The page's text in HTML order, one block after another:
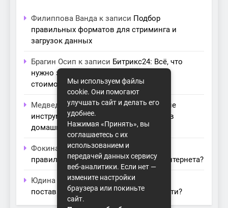
Филиппова Ванда к записи Подбор
правильных форматов для стриминга и
загрузок данных
Брагин Осип к записи Битрикс24: Всё, что
нужно знать о лицензиях, тарифах и
стоимости в компании Айтекс
Медведева Амалияк записиОсновные
инструменты для создания серверов в
домашних условиях
Фокина Невак записиКак выбрать
правильный модем для домашнего интернета?
Юдина Ивонак записиПроблемы с
поставщиками интернета: как их обойти?
Мы используем файлы
cookie. Они помогают
улучшать сайт и делать его
удобнее.
Нажимая «Принять», вы
соглашаетесь с их
использованием и
передачей данных сервису
веб-аналитики. Если нет —
измените настройки
браузера или покиньте
сайт.